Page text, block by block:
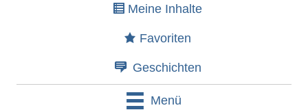
Meine Inhalte
Favoriten
Geschichten
Menü